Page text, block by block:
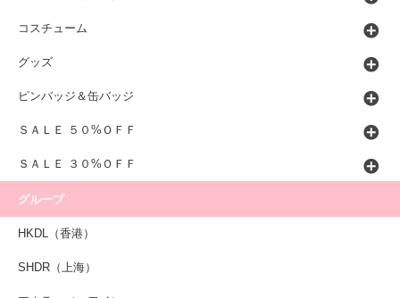
コスチューム
グッズ
ピンバッジ＆缶バッジ
ＳＡＬＥ ５０%ＯＦＦ
ＳＡＬＥ ３０%ＯＦＦ
グループ
HKDL（香港）
SHDR（上海）